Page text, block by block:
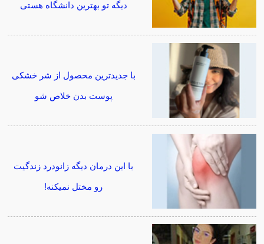
دیگه تو بهترین دانشگاه هستی
با جدیدترین محصول از شر خشکی
پوست بدن خلاص شو
با این درمان دیگه زانودرد زندگیت
رو مختل نمیکنه!